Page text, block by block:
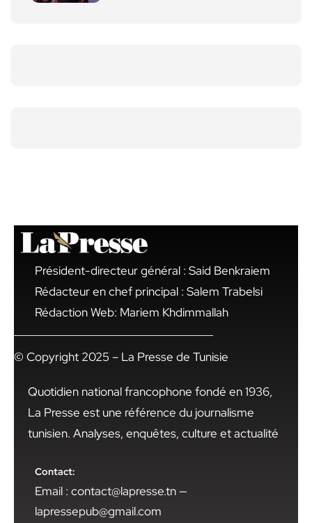
Président-directeur général : Said Benkraiem
Rédacteur en chef principal : Salem Trabelsi
Rédaction Web: Mariem Khdimmallah
© Copyright 2025 – La Presse de Tunisie
Quotidien national francophone fondé en 1936,
La Presse est une référence du journalisme
tunisien. Analyses, enquêtes, culture et actualité
Contact:
Email : contact@lapresse.tn —
lapressepub@gmail.com